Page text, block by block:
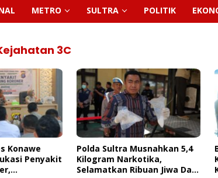
METRO SULTRA POLITIK
3C
5,4
Jiwa Dari
Bupati Konawe Utara Terima
Kunjungan Kerja Danlanal
Kendari, Perkuat Sinergi